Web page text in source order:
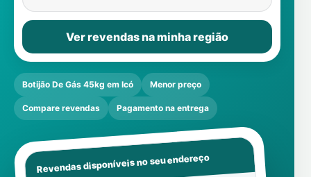
Ver revendas na minha região
Botijão De Gás 45kg em Icó Menor preço
Compare revendas Pagamento na entrega
Revendas disponíveis no seu endereço